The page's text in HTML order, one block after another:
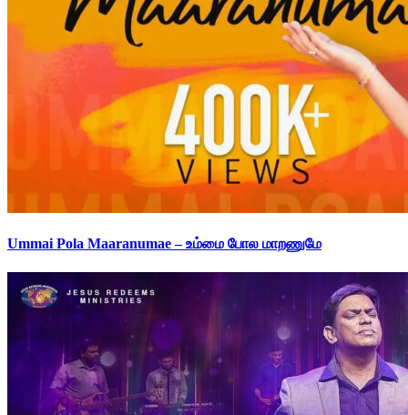
Ummai Pola Maaranumae – உம்மை போல மாறணுமே